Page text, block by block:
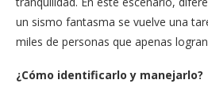
un sismo fantasma se vuelve una
miles de personas que apenas
¿Cómo identificarlo y manejarlo?